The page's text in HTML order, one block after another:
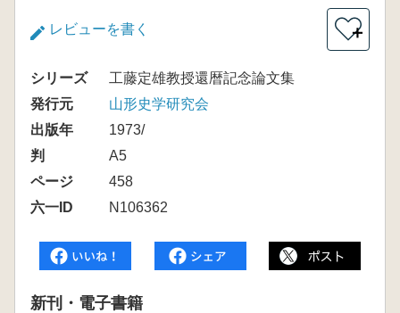
レビューを書く ＋
シリーズ
工藤定雄教授還暦記念論文集
発行元
山形史学研究会
出版年
1973/
判
A5
ページ
458
六一ID
N106362
新刊・電子書籍